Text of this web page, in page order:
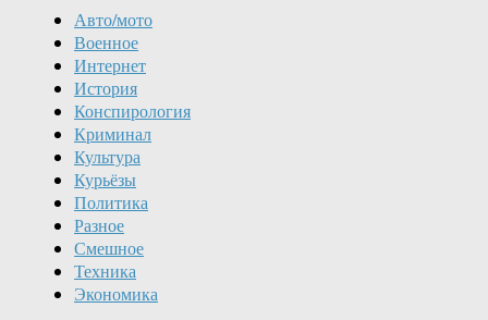
Авто/мото
Военное
Интернет
История
Конспирология
Криминал
Культура
Курьёзы
Политика
Разное
Смешное
Техника
Экономика